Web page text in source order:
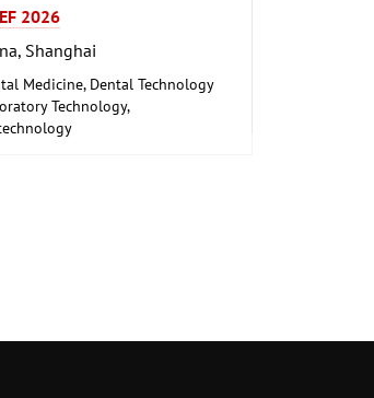
2026
Shanghai
Medicine, Dental Technology
Technology,